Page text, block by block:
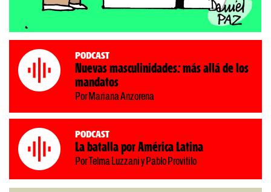
Podcast
Nuevas masculinidades: más allá de los
mandatos
Por Mariana Anzorena
Podcast
La batalla por América Latina
Por Telma Luzzani y Pablo Provitilo